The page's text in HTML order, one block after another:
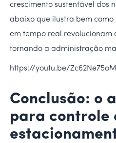
crescimento sustentável dos
abaixo que ilustra bem
em tempo real revolucionam
tornando a administração
https://youtu.be/
Conclusão: o
para controle